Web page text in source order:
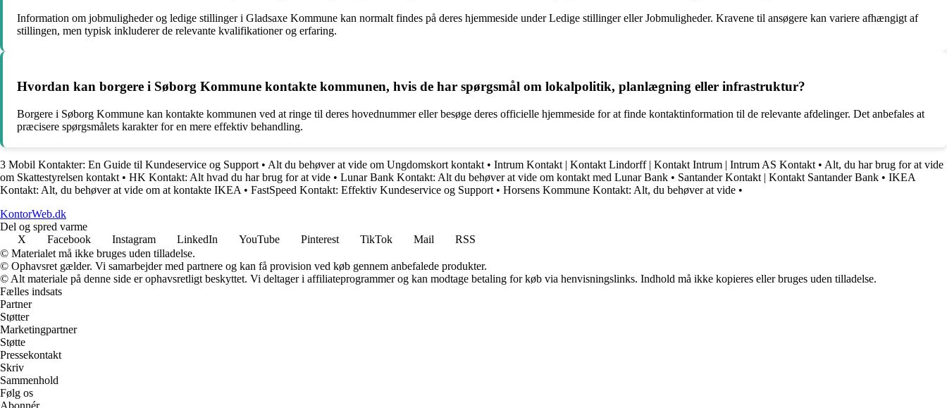
Information om jobmuligheder og ledige stillinger i Gladsaxe Kommune kan normalt findes på deres hjemmeside under Ledige stillinger eller Jobmuligheder. Kravene til ansøgere kan variere afhængigt af
stillingen, men typisk inkluderer de relevante kvalifikationer og erfaring.
Hvordan kan borgere i Søborg Kommune kontakte kommunen, hvis de har spørgsmål om lokalpolitik, planlægning eller infrastruktur?
Borgere i Søborg Kommune kan kontakte kommunen ved at ringe til deres hovednummer eller besøge deres officielle hjemmeside for at finde kontaktinformation til de relevante afdelinger. Det anbefales at
præcisere spørgsmålets karakter for en mere effektiv behandling.
3 Mobil Kontakter: En Guide til Kundeservice og Support • Alt du behøver at vide om Ungdomskort kontakt • Intrum Kontakt | Kontakt Lindorff | Kontakt Intrum | Intrum AS Kontakt • Alt, du har brug for at vide
om Skattestyrelsen kontakt • HK Kontakt: Alt hvad du har brug for at vide • Lunar Bank Kontakt: Alt du behøver at vide om kontakt med Lunar Bank • Santander Kontakt | Kontakt Santander Bank • IKEA
Kontakt: Alt, du behøver at vide om at kontakte IKEA • FastSpeed Kontakt: Effektiv Kundeservice og Support • Horsens Kommune Kontakt: Alt, du behøver at vide •
KontorWeb.dk
Del og spred varme
X
Facebook Instagram LinkedIn YouTube Pinterest TikTok Mail
RSS
© Materialet må ikke bruges uden tilladelse.
© Ophavsret gælder. Vi samarbejder med partnere og kan få provision ved køb gennem anbefalede produkter.
© Alt materiale på denne side er ophavsretligt beskyttet. Vi deltager i affiliateprogrammer og kan modtage betaling for køb via henvisningslinks. Indhold må ikke kopieres eller bruges uden tilladelse.
Fælles indsats
Partner
Støtter
Marketingpartner
Støtte
Pressekontakt
Skriv
Sammenhold
Følg os
Abonnér